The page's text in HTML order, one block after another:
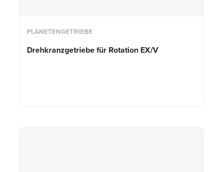
PLANETENGETRIEBE
Drehkranzgetriebe für Rotation EX/V